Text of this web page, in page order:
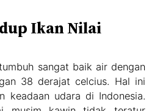
Ikan Nilai
sangat baik air dengan
38 derajat celcius. Hal ini
keadaan udara di Indonesia.